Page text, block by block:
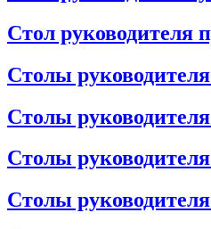
Стол руководителя
Столы
Столы
Столы
Столы